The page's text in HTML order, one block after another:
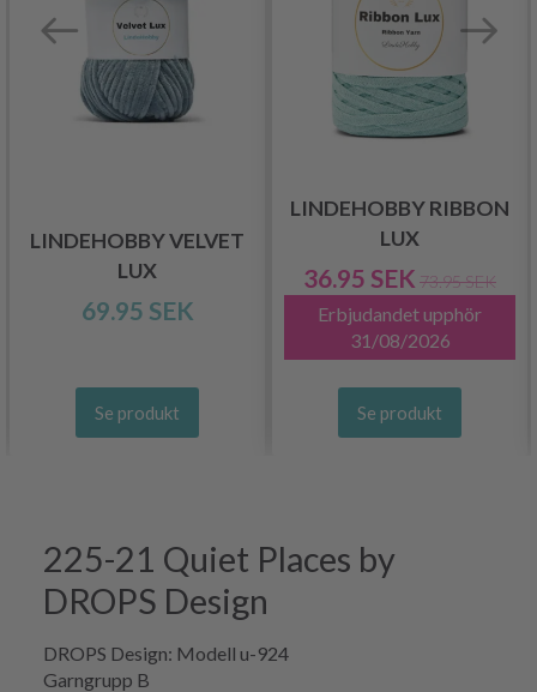
LINDEHOBBY VELVET
LUX
69.95 SEK
Se produkt
LINDEHOBBY RIBBON
LUX
36.95 SEK 73.95 SEK
Erbjudandet upphör
31/08/2026
Se produkt
225-21 Quiet Places by
DROPS Design
DROPS Design: Modell u-924
Garngrupp B